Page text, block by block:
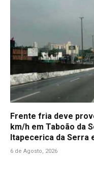
Frente fria deve
km/h em Taboão da
Itapecerica da Serra
6 de Agosto, 2026